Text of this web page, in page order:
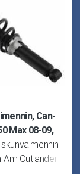
Can-
Max 08-09,
Am Outlander